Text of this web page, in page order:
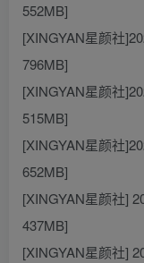
552MB]
[XINGYAN星颜社
796MB]
[XINGYAN星颜社
515MB]
[XINGYAN星颜社
652MB]
[XINGYAN星颜社]
437MB]
[XINGYAN星颜社]